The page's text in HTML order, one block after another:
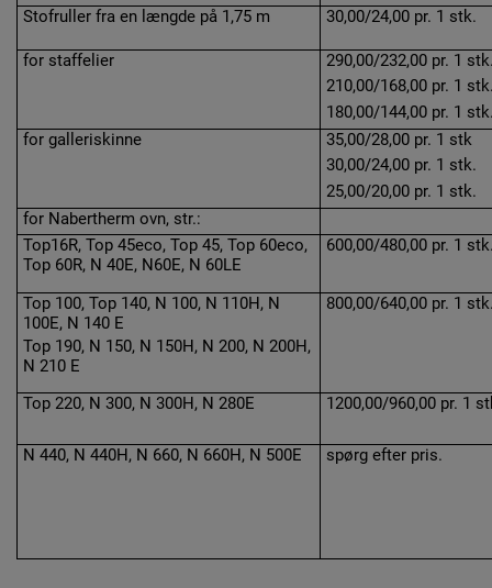
Stofruller fra en længde på 1,75 m
30,00/24,00 pr. 1 stk.
for staffelier
290,00/232,00 pr. 1
210,00/168,00 pr. 1
180,00/144,00 pr. 1
for galleriskinne
35,00/28,00 pr. 1 stk
30,00/24,00 pr. 1 stk.
25,00/20,00 pr. 1 stk.
for Nabertherm ovn, str.:
Top16R, Top 45eco, Top 45, Top 60eco,
Top 60R, N 40E, N60E, N 60LE
600,00/480,00 pr. 1
Top 100, Top 140, N 100, N 110H, N
100E, N 140 E
800,00/640,00 pr. 1
Top 190, N 150, N 150H, N 200, N 200H,
N 210 E
Top 220, N 300, N 300H, N 280E
1200,00/960,00 pr. 1
N 440, N 440H, N 660, N 660H, N 500E spørg efter pris.